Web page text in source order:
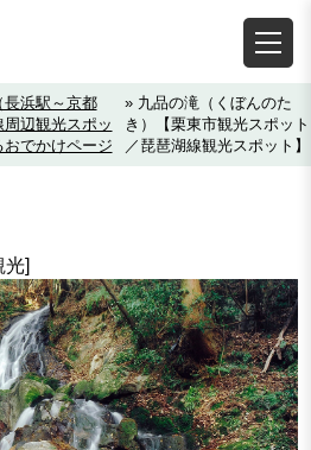
長浜駅～京都
辺観光スポッ
おでかけページ
» 九品の滝（くぼんのた
き）【栗東市観光スポット
／琵琶湖線観光スポット】
光]